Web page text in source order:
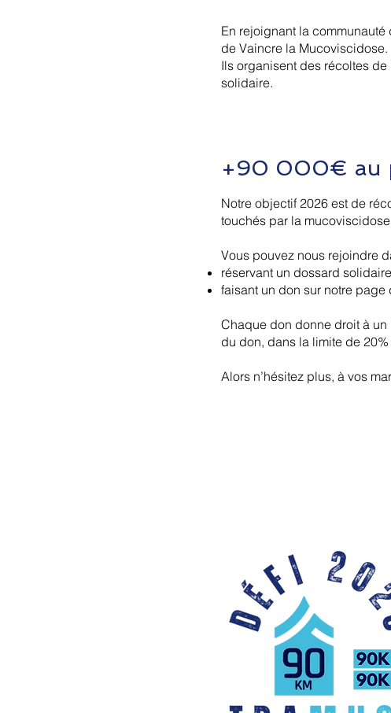
En rejoignant la
de Vaincre la Mucoviscidose.
Ils organisent des récoltes
solidaire.
+90 000€ au
Notre objectif 2026 est de
touchés par la
Vous pouvez nous rejoindre
réservant un dossard
faisant un don sur notre page
Chaque don donne droit à
du don, dans la limite de
Alors n’hésitez plus, à vos